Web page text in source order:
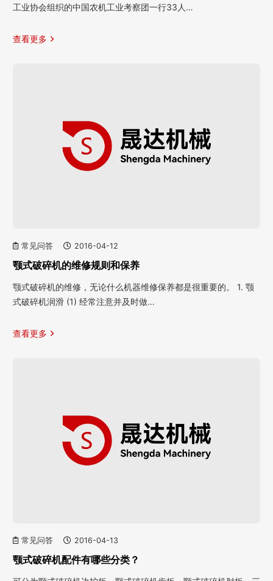
工业协会组织的中国农机工业考察团一行33人…
查看更多
常见问答 2016-04-12
颚式破碎机的维修规则和保养
颚式破碎机的维修，无论什么机器维修保养都是很重要的。 1. 颚
式破碎机润滑 (1) 经常注意并及时做…
查看更多
常见问答 2016-04-13
颚式破碎机配件有哪些分类？